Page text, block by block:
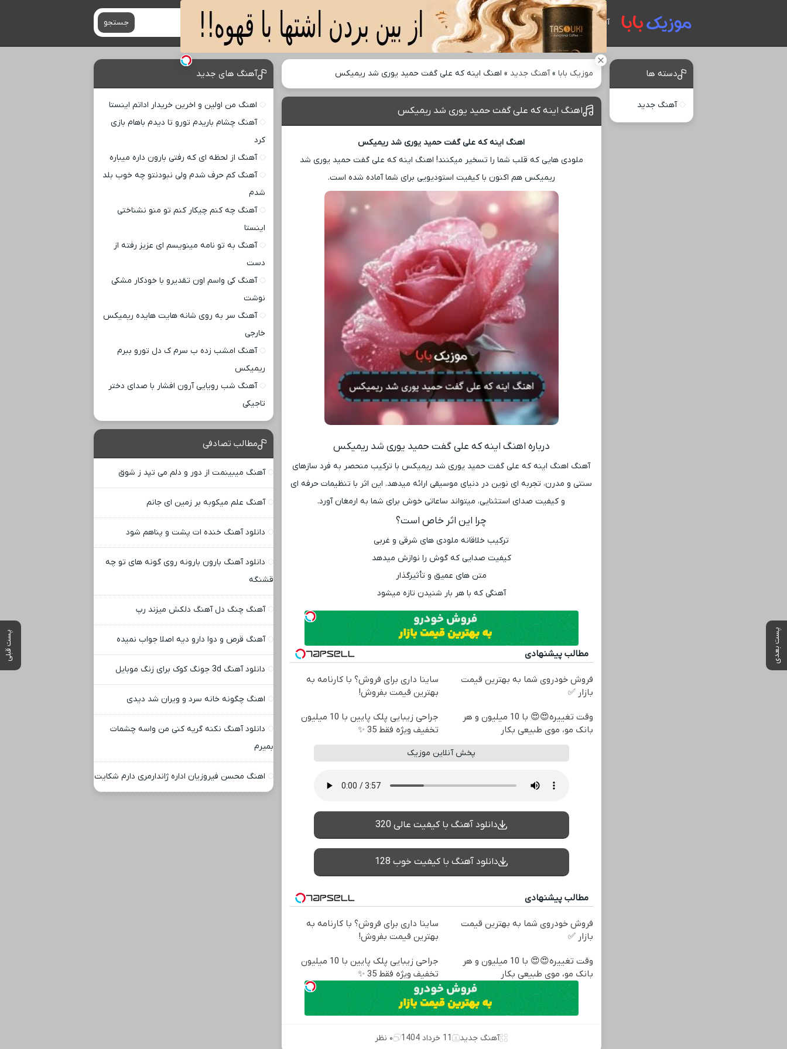
آهنگ های جدید جستجو
موزیک بابا »آهنگ جدید » اهنگ اینه که علی گفت حمید یوری شد ریمیکس
پست بعدی پست قبلی
اهنگ اینه که علی گفت حمید یوری شد ریمیکس
اهنگ اینه که علی گفت حمید یوری شد ریمیکس
ملودی ‌هایی که قلب شما را تسخیر میکنند! اهنگ اینه که علی گفت حمید یوری شد
ریمیکس هم اکنون با کیفیت استودیویی برای شما آماده شده است.
درباره اهنگ اینه که علی گفت حمید یوری شد ریمیکس
آهنگ اهنگ اینه که علی گفت حمید یوری شد ریمیکس با ترکیب منحصر به فرد سازهای
سنتی و مدرن، تجربه ‌ای نوین در دنیای موسیقی ارائه میدهد. این اثر با تنظیمات حرفه ‌ای
و کیفیت صدای استثنایی، میتواند ساعاتی خوش برای شما به ارمغان آورد.
چرا این اثر خاص است؟
ترکیب خلاقانه ملودی ‌های شرقی و غربی
کیفیت صدایی که گوش را نوازش میدهد
متن‌ های عمیق و تأثیرگذار
آهنگی که با هر بار شنیدن تازه میشود
مطالب پیشنهادی
فروش خودروی شما به بهترین قیمت
بازار ✅
ساینا داری برای فروش؟ با کارنامه به
بهترین قیمت بفروش!
وقت تغییره😍😍 با 10 میلیون و هر
بانک مو، موی طبیعی بکار
جراحی زیبایی پلک پایین با 10 میلیون
تخفیف ویژه فقط 35 ✨
پخش آنلاین موزیک
دانلود آهنگ با کیفیت عالی 320
دانلود آهنگ با کیفیت خوب 128
مطالب پیشنهادی
فروش خودروی شما به بهترین قیمت
بازار ✅
ساینا داری برای فروش؟ با کارنامه به
بهترین قیمت بفروش!
وقت تغییره😍😍 با 10 میلیون و هر
بانک مو، موی طبیعی بکار
جراحی زیبایی پلک پایین با 10 میلیون
تخفیف ویژه فقط 35 ✨
آهنگ جدید 11 خرداد 1404 ۰ نظر
دسته ها
آهنگ جدید
آهنگ های جدید
اهنگ من اولین و اخرین خریدار اداتم اینستا
آهنگ چشام باریدم تورو تا دیدم باهام بازی
کرد
آهنگ از لحظه ای که رفتی بارون داره میباره
آهنگ کم حرف شدم ولی نبودنتو چه خوب بلد
شدم
آهنگ چه کنم چیکار کنم تو منو نشناختی
اینستا
آهنگ به تو نامه مینویسم ای عزیز رفته از
دست
آهنگ کی واسم اون تقدیرو با خودکار مشکی
نوشت
آهنگ سر به روی شانه هایت هایده ریمیکس
خارجی
آهنگ امشب زده ب سرم ک دل تورو ببرم
ریمیکس
آهنگ شب رویایی آرون افشار با صدای دختر
تاجیکی
مطالب تصادفی
آهنگ میبینمت از دور و دلم می تپد ز شوق
آهنگ علم میکوبه بر زمین ای جانم
دانلود آهنگ خنده ات پشت و پناهم شود
دانلود آهنگ بارون بارونه روی گونه های تو چه
قشنگه
آهنگ چنگ دل آهنگ دلکش میزند رپ
آهنگ قرص و دوا دارو دیه اصلا جواب نمیده
دانلود آهنگ 3d جونگ کوک برای زنگ موبایل
اهنگ چگونه خانه سرد و ویران شد دیدی
دانلود آهنگ نکنه گریه کنی من واسه چشمات
بمیرم
اهنگ محسن فیروزیان اداره ژاندارمری دارم شکایت